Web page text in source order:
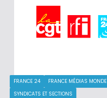
FRANCE 24 FRANCE MÉDIAS MONDE
SYNDICATS ET SECTIONS